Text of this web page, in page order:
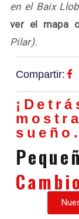
en el Baix
ver el mapa
Pilar).
Compartir: